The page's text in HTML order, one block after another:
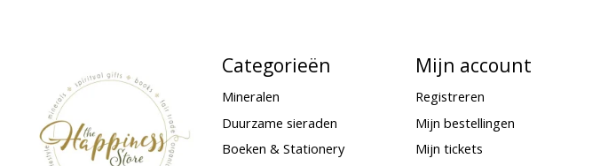
Categorieën
Mineralen
Duurzame sieraden
Boeken & Stationery
Mijn account
Registreren
Mijn bestellingen
Mijn tickets